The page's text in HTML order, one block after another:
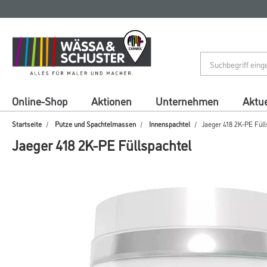
springen
springen
Online-Shop Aktionen Unternehmen
Startseite Putze und Spachtelmassen Innenspachtel Jaeger 418 2K-PE
Jaeger 418 2K-PE Füllspachtel